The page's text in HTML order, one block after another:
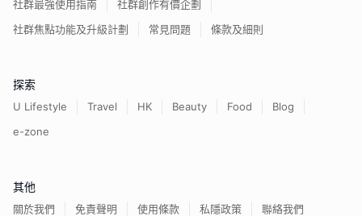
社群最強使用指南
社群創作有價企劃
社群焦點功能及升級計劃
常見問題 條款及細則
探索
U Lifestyle Travel HK Beauty Food
Blog
e-zone
其他
關於我們 免責聲明 使用條款 私隱政策 聯絡我們